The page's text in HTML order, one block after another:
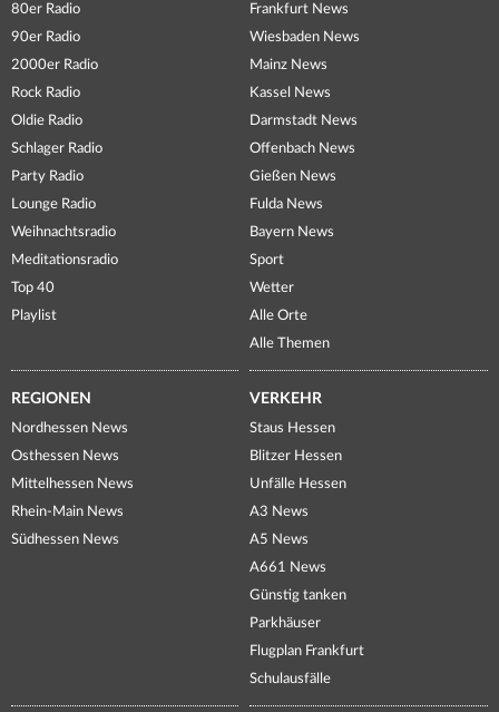
80er Radio
90er Radio
2000er Radio
Rock Radio
Oldie Radio
Schlager Radio
Party Radio
Lounge Radio
Weihnachtsradio
Meditationsradio
Top 40
Playlist
Frankfurt News
Wiesbaden News
Mainz News
Kassel News
Darmstadt News
Offenbach News
Gießen News
Fulda News
Bayern News
Sport
Wetter
Alle Orte
Alle Themen
REGIONEN
Nordhessen News
Osthessen News
Mittelhessen News
Rhein-Main News
Südhessen News
VERKEHR
Staus Hessen
Blitzer Hessen
Unfälle Hessen
A3 News
A5 News
A661 News
Günstig tanken
Parkhäuser
Flugplan Frankfurt
Schulausfälle